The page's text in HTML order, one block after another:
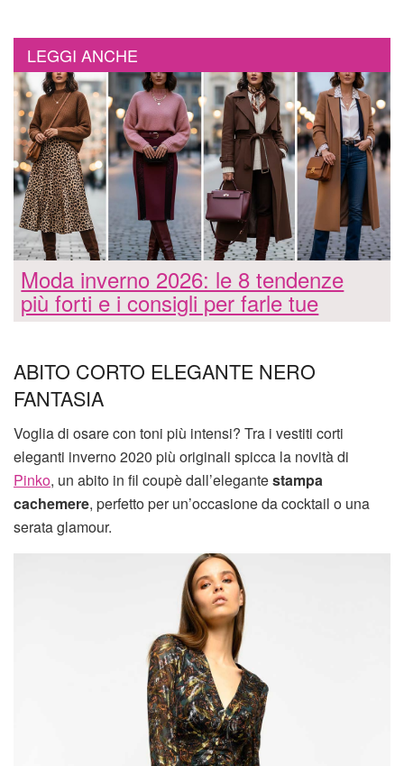
LEGGI ANCHE
Moda inverno 2026: le 8 tendenze
più forti e i consigli per farle tue
ABITO CORTO ELEGANTE NERO
FANTASIA
Voglia di osare con toni più intensi? Tra i vestiti corti
eleganti inverno 2020 più originali spicca la novità di
Pinko, un abito in fil coupè dall’elegantestampa
cachemere, perfetto per un’occasione da cocktail o una
serata glamour.